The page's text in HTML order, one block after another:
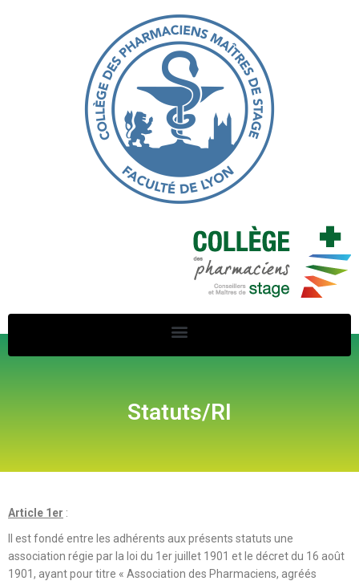
Statuts/RI
Article 1er :
Il est fondé entre les adhérents aux présents statuts une
association régie par la loi du 1er juillet 1901 et le décret du 16 août
1901, ayant pour titre « Association des Pharmaciens, agréés